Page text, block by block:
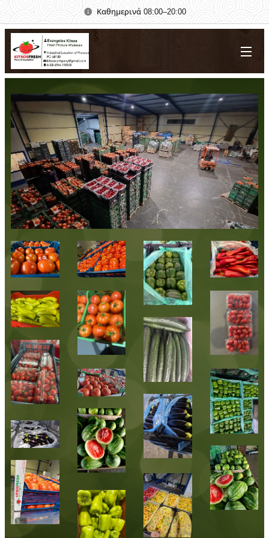
Καθημερινά 08:00–20:00